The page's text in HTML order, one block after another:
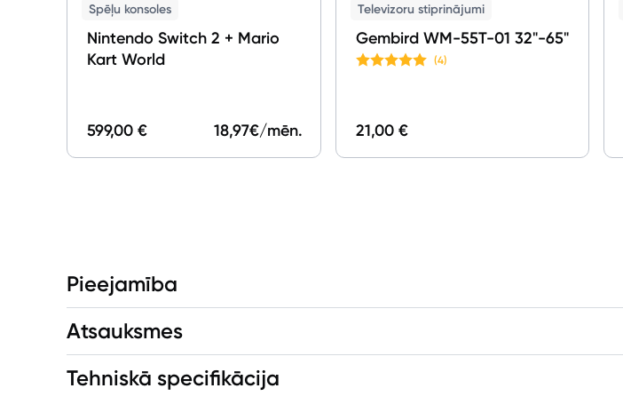
Spēļu konsoles
Nintendo Switch 2 + Mario
Kart World
599,00 € 18,97€/mēn.
Televizoru stiprinājumi
Gembird WM-55T-01 32"-65"
(4)
21,00 €
Pieejamība
Atsauksmes
Tehniskā specifikācija